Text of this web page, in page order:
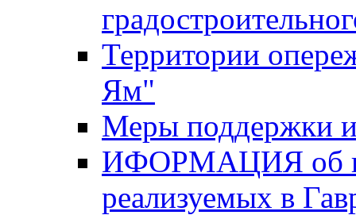
Территории
Ям"
Меры поддержки
ИФОРМАЦИЯ об
реализуемых в